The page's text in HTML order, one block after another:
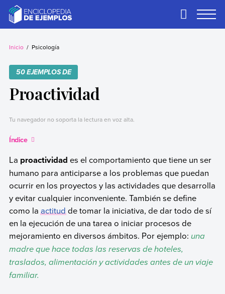
contentEjemplos
Necesitas ejemplos.
Primary
Inicio Psicología
50 EJEMPLOS DE
Proactividad
Tu navegador no soporta la lectura en voz alta.
Índice
La proactividad es el comportamiento que tiene un ser
humano para anticiparse a los problemas que puedan
ocurrir en los proyectos y las actividades que desarrolla
y evitar cualquier inconveniente. También se define
como laactitudde tomar la iniciativa, de dar todo de sí
en la ejecución de una tarea o iniciar procesos de
mejoramiento en diversos ámbitos. Por ejemplo: una
madre que hace todas las reservas de hoteles,
traslados, alimentación y actividades antes de un viaje
familiar.